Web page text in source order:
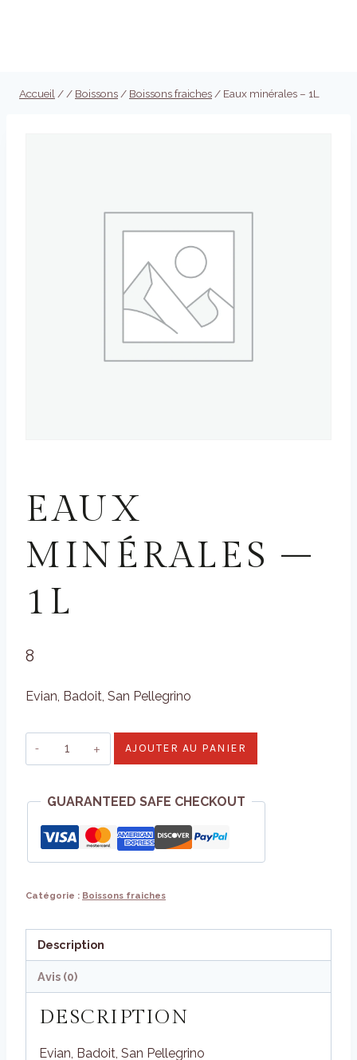
Accueil / / Boissons / Boissons fraiches / Eaux minérales – 1L
EAUX
MINÉRALES –
1L
8
Evian, Badoit, San Pellegrino
quantité
de
minérales
–
1L
AJOUTER AU PANIER
GUARANTEED SAFE CHECKOUT
Catégorie : Boissons fraiches
Description
Avis (0)
DESCRIPTION
Evian, Badoit, San Pellegrino